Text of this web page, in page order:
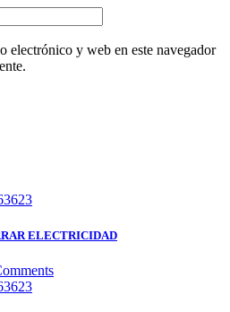
electrónico y web en este navegador
ELECTRICIDAD